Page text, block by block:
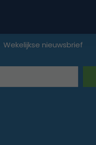
vers. Mis
Wekelijkse nieuwsbrief